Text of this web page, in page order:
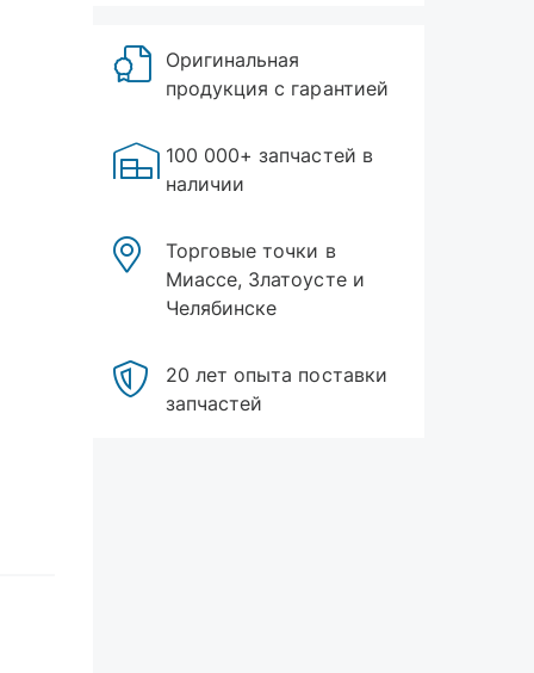
Оригинальная
продукция с гарантией
100 000+ запчастей в
наличии
Торговые точки в
Миассе, Златоусте и
Челябинске
20 лет опыта поставки
запчастей